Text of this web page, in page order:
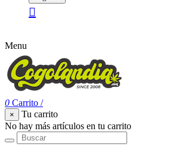
Menu
0 Carrito /
×
Tu carrito
No hay más artículos en tu carrito